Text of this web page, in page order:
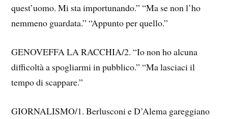
quest’uomo. Mi sta importunando.” “Ma se non l’ho
nemmeno guardata.” “Appunto per quello.”
GENOVEFFA LA RACCHIA/2. “Io non ho alcuna
difficoltà a spogliarmi in pubblico.” “Ma lasciaci il
tempo di scappare.”
GIORNALISMO/1. Berlusconi e D’Alema gareggiano